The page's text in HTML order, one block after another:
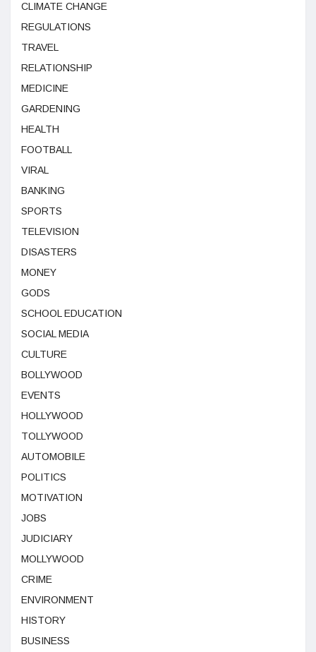
CLIMATE CHANGE
REGULATIONS
TRAVEL
RELATIONSHIP
MEDICINE
GARDENING
HEALTH
FOOTBALL
VIRAL
BANKING
SPORTS
TELEVISION
DISASTERS
MONEY
GODS
SCHOOL EDUCATION
SOCIAL MEDIA
CULTURE
BOLLYWOOD
EVENTS
HOLLYWOOD
TOLLYWOOD
AUTOMOBILE
POLITICS
MOTIVATION
JOBS
JUDICIARY
MOLLYWOOD
CRIME
ENVIRONMENT
HISTORY
BUSINESS